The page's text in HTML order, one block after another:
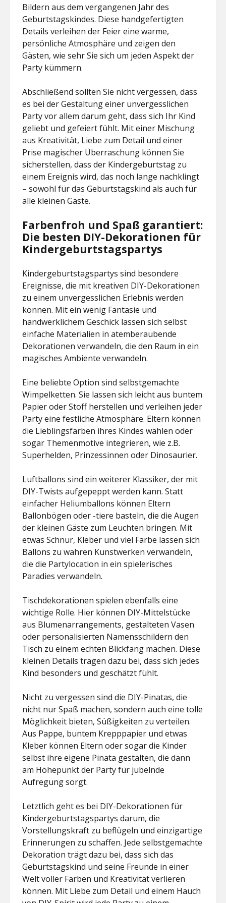
Bildern aus dem vergangenen Jahr des
Geburtstagskindes. Diese handgefertigten
Details verleihen der Feier eine warme,
persönliche Atmosphäre und zeigen den
Gästen, wie sehr Sie sich um jeden Aspekt der
Party kümmern.
Abschließend sollten Sie nicht vergessen, dass
es bei der Gestaltung einer unvergesslichen
Party vor allem darum geht, dass sich Ihr Kind
geliebt und gefeiert fühlt. Mit einer Mischung
aus Kreativität, Liebe zum Detail und einer
Prise magischer Überraschung können Sie
sicherstellen, dass der Kindergeburtstag zu
einem Ereignis wird, das noch lange nachklingt
– sowohl für das Geburtstagskind als auch für
alle kleinen Gäste.
Farbenfroh und Spaß garantiert:
Die besten DIY-Dekorationen für
Kindergeburtstagspartys
Kindergeburtstagspartys sind besondere
Ereignisse, die mit kreativen DIY-Dekorationen
zu einem unvergesslichen Erlebnis werden
können. Mit ein wenig Fantasie und
handwerklichem Geschick lassen sich selbst
einfache Materialien in atemberaubende
Dekorationen verwandeln, die den Raum in ein
magisches Ambiente verwandeln.
Eine beliebte Option sind selbstgemachte
Wimpelketten. Sie lassen sich leicht aus buntem
Papier oder Stoff herstellen und verleihen jeder
Party eine festliche Atmosphäre. Eltern können
die Lieblingsfarben ihres Kindes wählen oder
sogar Themenmotive integrieren, wie z.B.
Superhelden, Prinzessinnen oder Dinosaurier.
Luftballons sind ein weiterer Klassiker, der mit
DIY-Twists aufgepeppt werden kann. Statt
einfacher Heliumballons können Eltern
Ballonbögen oder -tiere basteln, die die Augen
der kleinen Gäste zum Leuchten bringen. Mit
etwas Schnur, Kleber und viel Farbe lassen sich
Ballons zu wahren Kunstwerken verwandeln,
die die Partylocation in ein spielerisches
Paradies verwandeln.
Tischdekorationen spielen ebenfalls eine
wichtige Rolle. Hier können DIY-Mittelstücke
aus Blumenarrangements, gestalteten Vasen
oder personalisierten Namensschildern den
Tisch zu einem echten Blickfang machen. Diese
kleinen Details tragen dazu bei, dass sich jedes
Kind besonders und geschätzt fühlt.
Nicht zu vergessen sind die DIY-Pinatas, die
nicht nur Spaß machen, sondern auch eine tolle
Möglichkeit bieten, Süßigkeiten zu verteilen.
Aus Pappe, buntem Krepppapier und etwas
Kleber können Eltern oder sogar die Kinder
selbst ihre eigene Pinata gestalten, die dann
am Höhepunkt der Party für jubelnde
Aufregung sorgt.
Letztlich geht es bei DIY-Dekorationen für
Kindergeburtstagspartys darum, die
Vorstellungskraft zu beflügeln und einzigartige
Erinnerungen zu schaffen. Jede selbstgemachte
Dekoration trägt dazu bei, dass sich das
Geburtstagskind und seine Freunde in einer
Welt voller Farben und Kreativität verlieren
können. Mit Liebe zum Detail und einem Hauch